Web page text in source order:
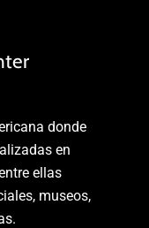
donde
en
ellas
museos,